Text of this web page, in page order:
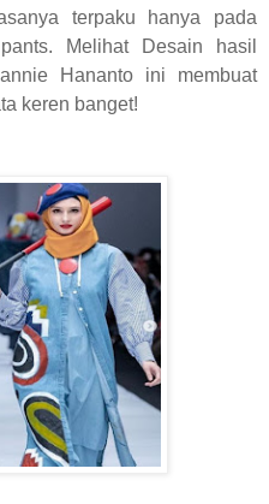
terpaku hanya pada
Melihat Desain hasil
Hananto ini membuat
keren banget!